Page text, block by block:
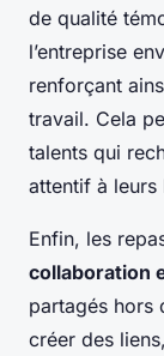
de qualité
l’entreprise
renforçant
travail. Cela
talents qui
attentif à leurs
Enfin, les
collaboration
partagés hors
créer des